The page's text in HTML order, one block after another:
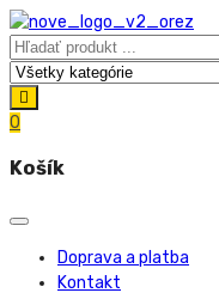
0
Košík
Doprava a platba
Kontakt